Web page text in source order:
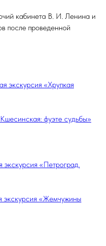
кабинета В. И. Ленина и
после проведенной
экскурсия «Хрупкая
фуэте судьбы»
«Петроград.
экскурсия «Жемчужины